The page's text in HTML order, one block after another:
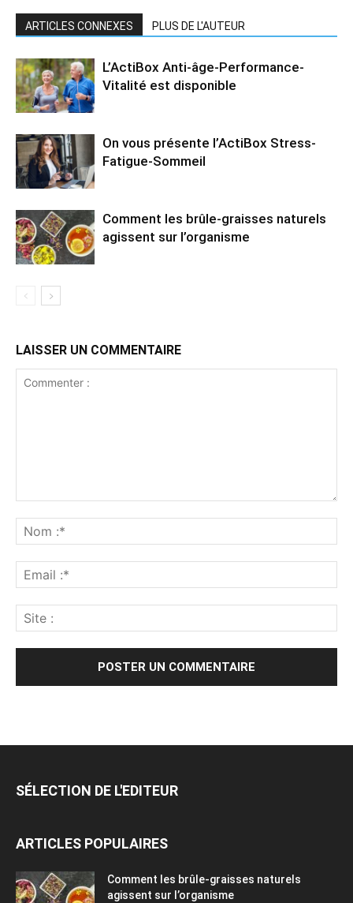
ARTICLES CONNEXES PLUS DE L'AUTEUR
L’ActiBox Anti-âge-Performance-
Vitalité est disponible
On vous présente l’ActiBox Stress-
Fatigue-Sommeil
Comment les brûle-graisses naturels
agissent sur l’organisme
LAISSER UN COMMENTAIRE
SÉLECTION DE L'EDITEUR
ARTICLES POPULAIRES
Comment les brûle-graisses naturels
agissent sur l’organisme